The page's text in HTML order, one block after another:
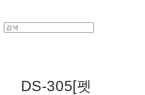
DS-305[펫